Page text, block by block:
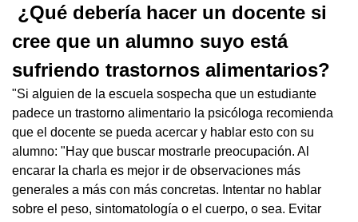
¿Qué debería hacer un docente si
cree que un alumno suyo está
sufriendo trastornos alimentarios?
"Si alguien de la escuela sospecha que un estudiante
padece un trastorno alimentario la psicóloga recomienda
que el docente se pueda acercar y hablar esto con su
alumno: "Hay que buscar mostrarle preocupación. Al
encarar la charla es mejor ir de observaciones más
generales a más con más concretas. Intentar no hablar
sobre el peso, sintomatología o el cuerpo, o sea. Evitar